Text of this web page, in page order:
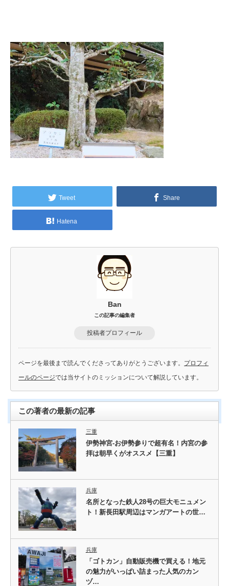
Tweet Share
Hatena
Ban
この記事の編集者
投稿者プロフィール
ページを最後まで読んでくださってありがとうございます。 プロフィ
ールのページでは当サイトのミッションについて解説しています。
この著者の最新の記事
三重
伊勢神宮-お伊勢参りで超有名！内宮の参
拝は朝早くがオススメ【三重】
兵庫
名所となった鉄人28号の巨大モニュメン
ト！新長田駅周辺はマンガアートの世…
兵庫
「ゴトカン」自動販売機で買える！地元
の魅力がいっぱい詰まった人気のカン
ヅ…